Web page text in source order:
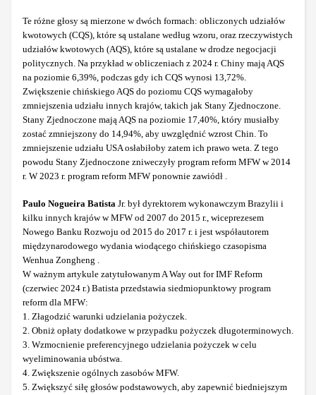
Te różne głosy są mierzone w dwóch formach: obliczonych udziałów
kwotowych (CQS), które są ustalane według wzoru, oraz rzeczywistych
udziałów kwotowych (AQS), które są ustalane w drodze negocjacji
politycznych. Na przykład w obliczeniach z 2024 r. Chiny mają AQS
na poziomie 6,39%, podczas gdy ich CQS wynosi 13,72%.
Zwiększenie chińskiego AQS do poziomu CQS wymagałoby
zmniejszenia udziału innych krajów, takich jak Stany Zjednoczone.
Stany Zjednoczone mają AQS na poziomie 17,40%, który musiałby
zostać zmniejszony do 14,94%, aby uwzględnić wzrost Chin. To
zmniejszenie udziału USA osłabiłoby zatem ich prawo weta. Z tego
powodu Stany Zjednoczone zniweczyły program reform MFW w 2014
r. W 2023 r. program reform MFW ponownie zawiódł .
Paulo Nogueira Batista Jr. był dyrektorem wykonawczym Brazylii i
kilku innych krajów w MFW od 2007 do 2015 r., wiceprezesem
Nowego Banku Rozwoju od 2015 do 2017 r. i jest współautorem
międzynarodowego wydania wiodącego chińskiego czasopisma
Wenhua Zongheng .
W ważnym artykule zatytułowanym A Way out for IMF Reform
(czerwiec 2024 r.) Batista przedstawia siedmiopunktowy program
reform dla MFW:
1. Złagodzić warunki udzielania pożyczek.
2. Obniż opłaty dodatkowe w przypadku pożyczek długoterminowych.
3. Wzmocnienie preferencyjnego udzielania pożyczek w celu
wyeliminowania ubóstwa.
4. Zwiększenie ogólnych zasobów MFW.
5. Zwiększyć siłę głosów podstawowych, aby zapewnić biedniejszym